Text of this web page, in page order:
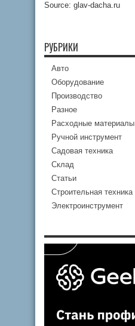
Source: glav-dacha.ru
РУБРИКИ
Авто
Оборудование
Производство
Разное
Расходные материалы
Ручной инструмент
Садовая техника
Склад
Статьи
Строительная техника
Электроинструмент